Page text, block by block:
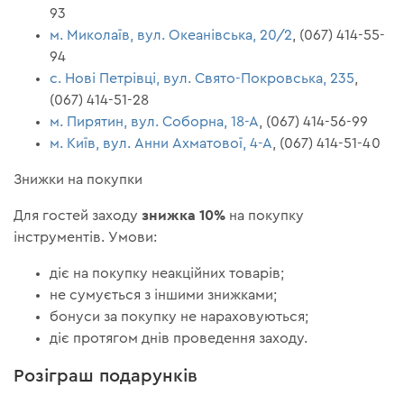
93
м. Миколаїв, вул. Океанівська, 20/2 , (067) 414-55-
94
с. Нові Петрівці, вул. Свято-Покровська, 235
(067) 414-51-28
м. Пирятин, вул. Соборна, 18-А , (067) 414-56-99
м. Київ, вул. Анни Ахматової, 4-А , (067) 414-51-40
Знижки на покупки
Для гостей заходузнижка 10% на покупку
інструментів. Умови:
діє на покупку неакційних товарів;
не сумується з іншими знижками;
бонуси за покупку не нараховуються;
діє протягом днів проведення заходу.
Розіграш подарунків